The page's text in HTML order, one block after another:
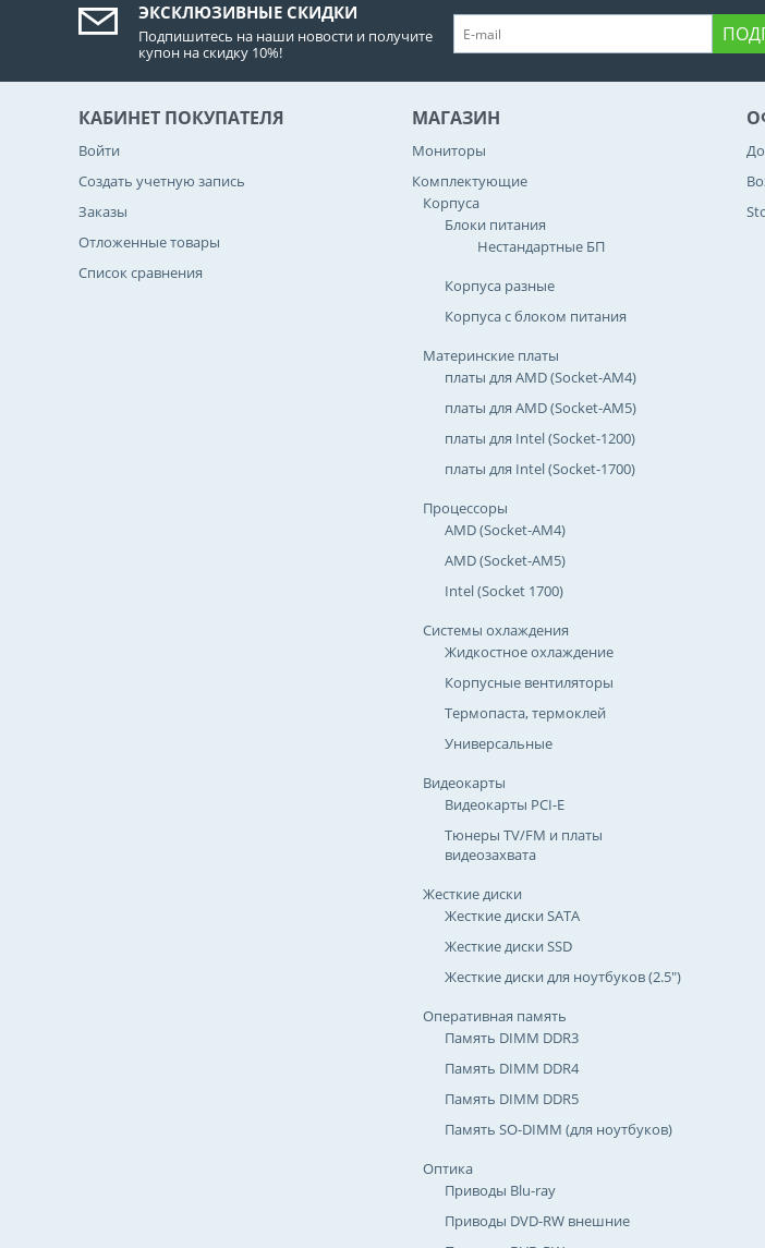
ЭКСКЛЮЗИВНЫЕ СКИДКИ
Подпишитесь на наши новости и получите
купон на скидку 10%!
КАБИНЕТ ПОКУПАТЕЛЯ
Войти
Создать учетную запись
Заказы
Отложенные товары
Список сравнения
МАГАЗИН
Мониторы
Комплектующие
Корпуса
Блоки питания
Нестандартные БП
Корпуса разные
Корпуса с блоком питания
Материнские платы
платы для AMD (Socket-AM4)
платы для AMD (Socket-AM5)
платы для Intel (Socket-1200)
платы для Intel (Socket-1700)
Процессоры
AMD (Socket-AM4)
AMD (Socket-AM5)
Intel (Socket 1700)
Системы охлаждения
Жидкостное охлаждение
Корпусные вентиляторы
Термопаста, термоклей
Универсальные
Видеокарты
Видеокарты PCI-E
Тюнеры TV/FM и платы
видеозахвата
Жесткие диски
Жесткие диски SATA
Жесткие диски SSD
Жесткие диски для ноутбуков (2.5")
Оперативная память
Память DIMM DDR3
Память DIMM DDR4
Память DIMM DDR5
Память SO-DIMM (для ноутбуков)
Оптика
Приводы Blu-ray
Приводы DVD-RW внешние